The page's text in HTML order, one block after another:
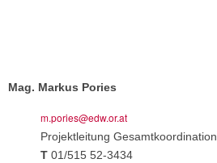
Mag. Markus Pories
m.pories@edw.or.at
Projektleitung Gesamtkoordination
T 01/515 52-3434